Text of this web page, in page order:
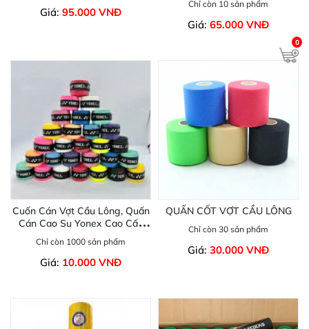
Giá: 95.000 VNĐ
kích ứng da.
Chỉ còn 10 sản phẩm
Giá: 65.000 VNĐ
Cuốn Cán Vợt Cầu Lông, Quấn
Cán Cao Su Yonex Cao Cấp
Bám Tay, Chống Trơn ( Lẻ 1
Cái)
Chỉ còn 1000 sản phẩm
Giá: 10.000 VNĐ
QUẤN CỐT VỢT CẦU LÔNG
Chỉ còn 30 sản phẩm
Giá: 30.000 VNĐ
0